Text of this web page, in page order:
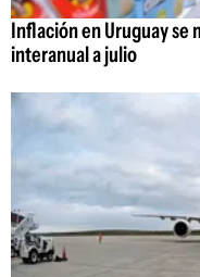
Inflación en Uruguay se
interanual a julio